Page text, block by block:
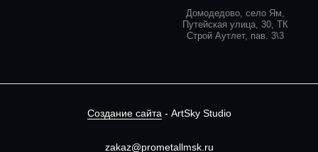
Домодедово, село Ям,
Путейская улица, 30, ТК
Строй Аутлет, пав. 3\3
Создание сайта- ArtSky Studio
zakaz@prometallmsk.ru